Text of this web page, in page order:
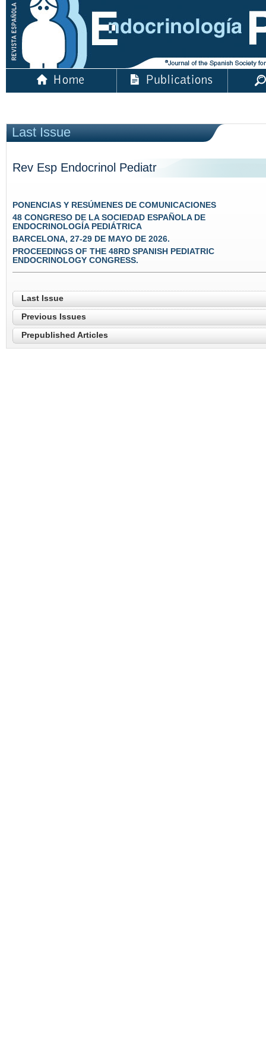
Last Issue
Rev Esp Endocrinol Pediatr
PONENCIAS Y RESÚMENES DE COMUNICACIONES
48 CONGRESO DE LA SOCIEDAD ESPAÑOLA DE
ENDOCRINOLOGÍA PEDIÁTRICA
BARCELONA, 27-29 DE MAYO DE 2026.
PROCEEDINGS OF THE 48RD SPANISH PEDIATRIC
ENDOCRINOLOGY CONGRESS.
Last Issue
Previous Issues
Prepublished Articles